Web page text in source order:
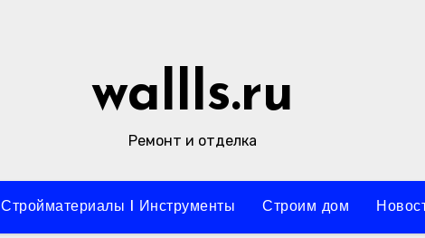
wallls.ru
Ремонт и отделка
Стройматериалы l Инструменты Строим дом